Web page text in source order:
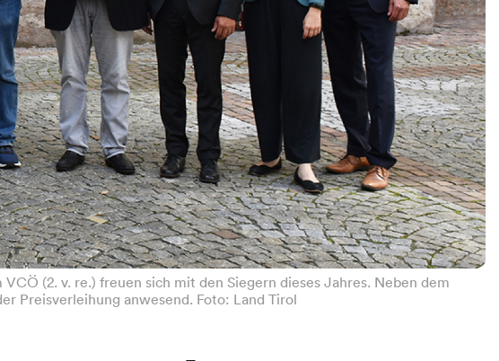
(2. v. re.) freuen sich mit den Siegern dieses Jahres. Neben dem
Preisverleihung anwesend. Foto: Land Tirol